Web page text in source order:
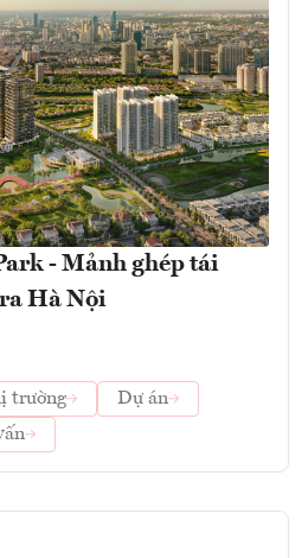
- Mảnh ghép tái
Hà Nội
trường
Dự án